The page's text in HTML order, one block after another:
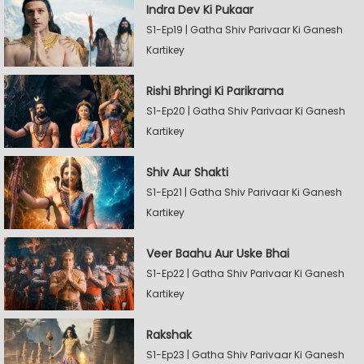
Indra Dev Ki Pukaar
S1-Ep19 | Gatha Shiv Parivaar Ki Ganesh
Kartikey
Rishi Bhringi Ki Parikrama
S1-Ep20 | Gatha Shiv Parivaar Ki Ganesh
Kartikey
Shiv Aur Shakti
S1-Ep21 | Gatha Shiv Parivaar Ki Ganesh
Kartikey
Veer Baahu Aur Uske Bhai
S1-Ep22 | Gatha Shiv Parivaar Ki Ganesh
Kartikey
Rakshak
S1-Ep23 | Gatha Shiv Parivaar Ki Ganesh